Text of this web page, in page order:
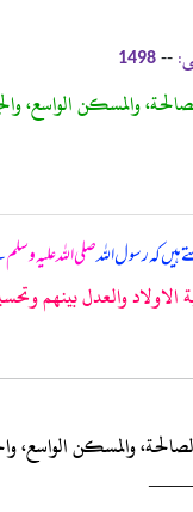
--
1498
والمسكن الواسع،
ہیں کہ رسول اللہصلی اللہ علیہ وسلم
والعدل بينهم
والمسكن الواسع،